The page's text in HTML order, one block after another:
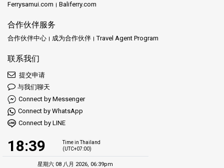
Ferrysamui.com Baliferry.com
合作伙伴服务
合作伙伴中心 成为合作伙伴 Travel Agent Program
联系我们
提交申请
与我们聊天
Connect by Messenger
Connect by WhatsApp
Connect by LINE
18:39
Time in Thailand
(UTC+07:00)
星期六 08 八月 2026, 06:39pm